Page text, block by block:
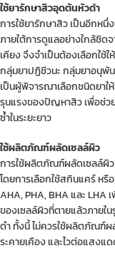
ใช้ยารักษาสิวอุดตันหัวดำ
การใช้ยารักษาสิว เป็นอีกหนึ่
ภายใต้การดูแลอย่างใกล้ชิด
เคียง จึงจำเป็นต้องเลือกใช้
กลุ่มยาปฏิชีวนะ กลุ่มยาอนุพั
เป็นผู้พิจารณาเลือกชนิดยาใ
รุนแรงของปัญหาสิว เพื่อช่ว
ซ้ำในระยะยาว
ใช้ผลิตภัณฑ์ผลัดเซลล์ผิว
การใช้ผลิตภัณฑ์ผลัดเซลล์ผิว
โดยการเลือกใช้สกินแคร์ ห
AHA, PHA, BHA และ LHA
ของเซลล์ผิวที่ตายแล้วภาย
ดำ ทั้งนี้ ไม่ควรใช้ผลิตภัณฑ์ผ
ระคายเคือง และไวต่อแสงแ